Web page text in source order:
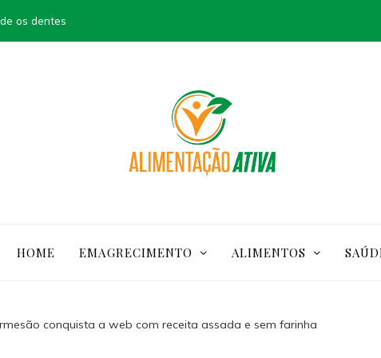
os dentes
HOME EMAGRECIMENTO ALIMENTOS
conquista a web com receita assada e sem farinha